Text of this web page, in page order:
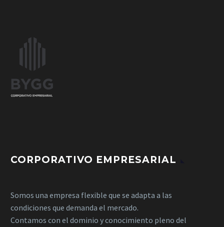
CORPORATIVO EMPRESARIAL
Somos una empresa flexible que se adapta a las
condiciones que demanda el mercado.
Contamos con el dominio y conocimiento pleno del